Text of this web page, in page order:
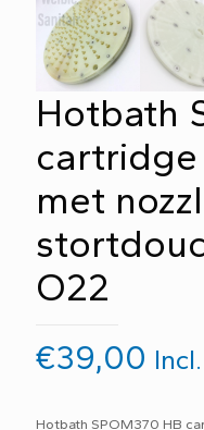
Hotbath
met
O22
€39,00
Hotbath SPOM370 HB